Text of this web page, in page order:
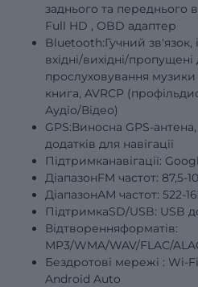
заднього та переднього
Full HD , OBD адаптер
Bluetooth:Гучний зв'язок,
вхідні/вихідні/
прослуховування
книга, AVRCP
Аудіо/Відео)
GPS:Виносна GPS-
додатків для навігації
Підтримканавігації:
ДіапазонFM частот: 87,5-
ДіапазонАМ частот: 522-
ПідтримкаSD/USB: USB
Відтворенняформатів:
MP3/WMA/WAV/FLAC/
Бездротові мережі : Wi-
Android Auto